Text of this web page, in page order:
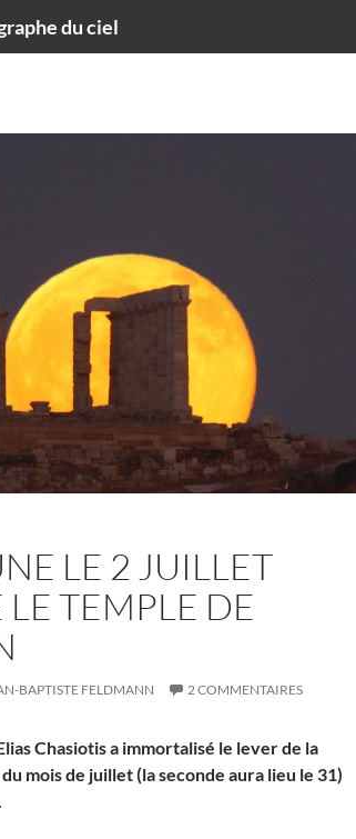
du ciel
LE 2 JUILLET
LE TEMPLE DE
BAPTISTE FELDMANN 2 COMMENTAIRES
Chasiotis a immortalisé le lever de la
mois de juillet (la seconde aura lieu le 31)